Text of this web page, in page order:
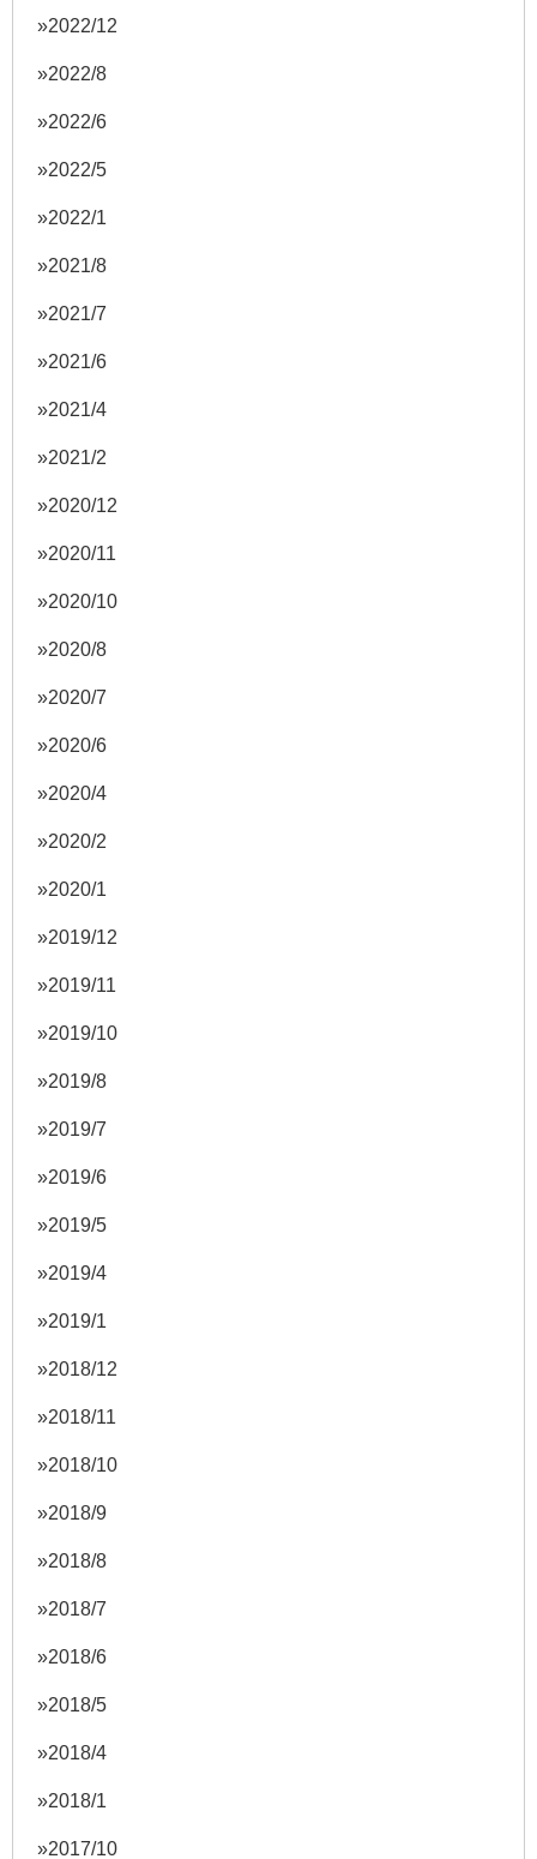
2022/12
2022/8
2022/6
2022/5
2022/1
2021/8
2021/7
2021/6
2021/4
2021/2
2020/12
2020/11
2020/10
2020/8
2020/7
2020/6
2020/4
2020/2
2020/1
2019/12
2019/11
2019/10
2019/8
2019/7
2019/6
2019/5
2019/4
2019/1
2018/12
2018/11
2018/10
2018/9
2018/8
2018/7
2018/6
2018/5
2018/4
2018/1
2017/10